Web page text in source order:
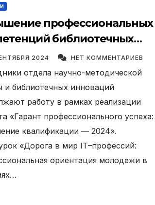
профессиональных
библиотечных
ГНБ.
2024 НЕТ КОММЕНТАРИЕВ
отдела научно-методической
и библиотечных инноваций
работу в рамках реализации
«Гарант профессионального успеха:
квалификации — 2024».
«Дорога в мир IT–профессий:
ориентация молодежи в